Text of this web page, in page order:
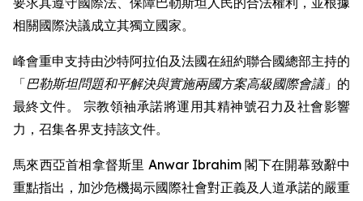
相關國際決議成立其獨立國家。
峰會重申支持由沙特阿拉伯及法國在紐約聯合國總部主持的
「巴勒斯坦問題和平解決與實施兩國方案高級國際會議」的
最終文件。 宗教領袖承諾將運用其精神號召力及社會影響
力，召集各界支持該文件。
馬來西亞首相拿督斯里 Anwar Ibrahim 閣下在開幕致辭中
重點指出，加沙危機揭示國際社會對正義及人道承諾的嚴重